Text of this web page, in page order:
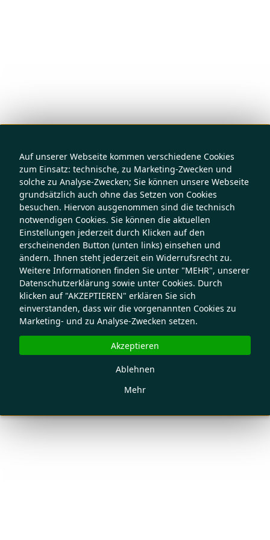
Auf unserer Webseite kommen verschiedene Cookies
zum Einsatz: technische, zu Marketing-Zwecken und
solche zu Analyse-Zwecken; Sie können unsere Webseite
grundsätzlich auch ohne das Setzen von Cookies
besuchen. Hiervon ausgenommen sind die technisch
notwendigen Cookies. Sie können die aktuellen
Einstellungen jederzeit durch Klicken auf den
erscheinenden Button (unten links) einsehen und
ändern. Ihnen steht jederzeit ein Widerrufsrecht zu.
Weitere Informationen finden Sie unter "MEHR", unserer
Datenschutzerklärung sowie unter Cookies. Durch
klicken auf "AKZEPTIEREN" erklären Sie sich
einverstanden, dass wir die vorgenannten Cookies zu
Marketing- und zu Analyse-Zwecken setzen.
Mehr
Ablehnen
Akzeptieren